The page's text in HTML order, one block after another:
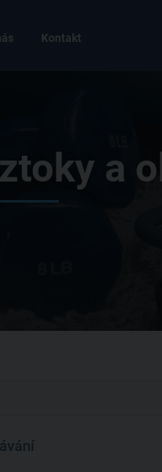
Kontakt
a